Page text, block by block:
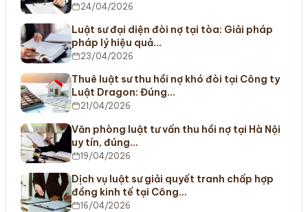
24/04/2026
Luật sư đại diện đòi nợ tại tòa: Giải pháp
pháp lý hiệu quả…
23/04/2026
Thuê luật sư thu hồi nợ khó đòi tại Công ty
Luật Dragon: Đúng…
21/04/2026
Văn phòng luật tư vấn thu hồi nợ tại Hà Nội
uy tín, đúng…
19/04/2026
Dịch vụ luật sư giải quyết tranh chấp hợp
đồng kinh tế tại Công…
16/04/2026